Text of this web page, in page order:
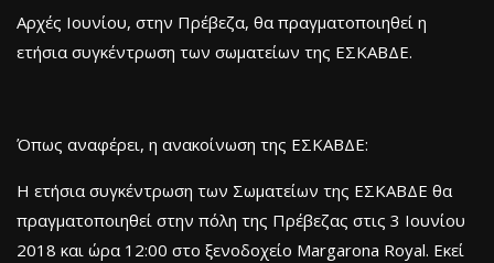
Αρχές Ιουνίου, στην Πρέβεζα, θα πραγματοποιηθεί η
ετήσια συγκέντρωση των σωματείων της ΕΣΚΑΒΔΕ.
Όπως αναφέρει, η ανακοίνωση της ΕΣΚΑΒΔΕ:
Η ετήσια συγκέντρωση των Σωματείων της ΕΣΚΑΒΔΕ θα
πραγματοποιηθεί στην πόλη της Πρέβεζας στις 3 Ιουνίου
2018 και ώρα 12:00 στο ξενοδοχείο Margarona Royal. Εκεί